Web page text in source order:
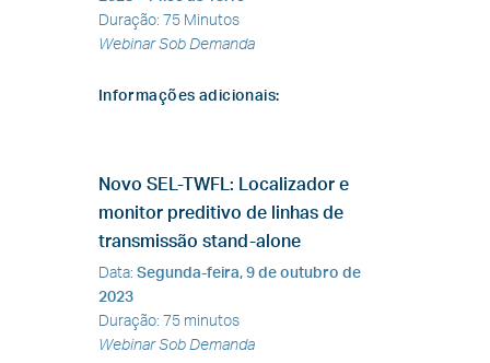
Duração: 75 Minutos
Webinar Sob Demanda
Informações adicionais:
Novo SEL-TWFL: Localizador e
monitor preditivo de linhas de
transmissão stand-alone
Data: Segunda-feira, 9 de outubro de
2023
Duração: 75 minutos
Webinar Sob Demanda